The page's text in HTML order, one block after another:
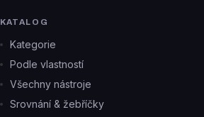
KATALOG
Kategorie
Podle vlastností
Všechny nástroje
Srovnání & žebříčky